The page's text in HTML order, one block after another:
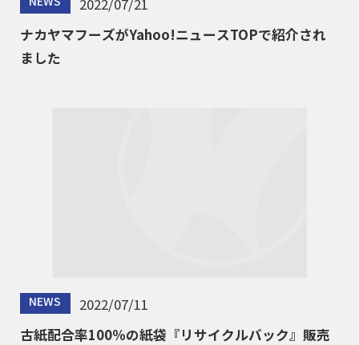
2022/07/21
ナカヤマフーズがYahoo!ニュースTOPで紹介され
ました
NEWS
2022/07/11
古紙配合率100％の紙袋『リサイクルバック』販売